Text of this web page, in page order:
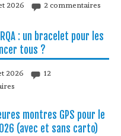
2026 2 commentaires
: un bracelet pour les
tous ?
2026
12
montres GPS pour le
(avec et sans carto)